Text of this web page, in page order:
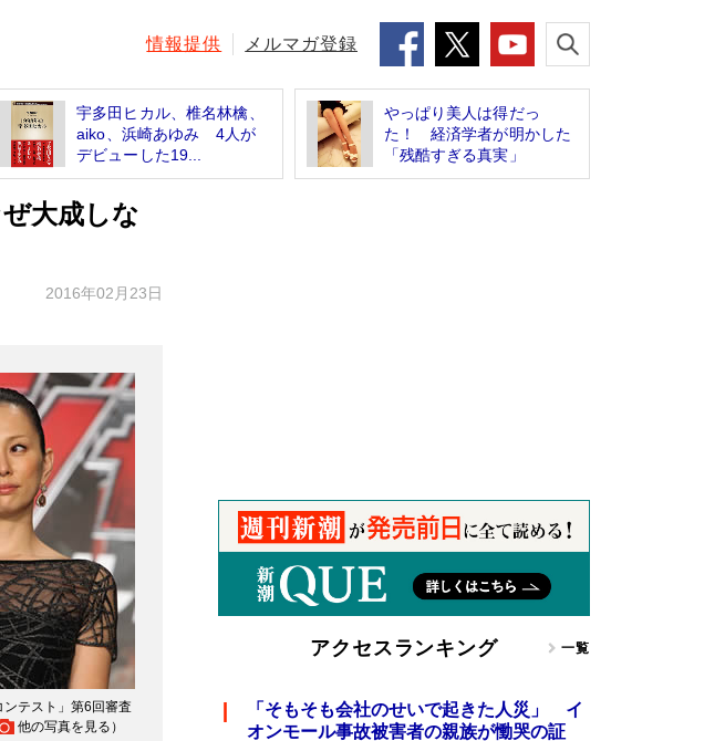
情報提供 メルマガ登録
宇多田ヒカル、椎名林檎、
aiko、浜崎あゆみ 4人が
デビューした19...
やっぱり美人は得だっ
た！ 経済学者が明かした
「残酷すぎる真実」
大成しな
2016年02月23日
ンテスト」第6回審査
他の写真を見る ）
アクセスランキング 一覧
「そもそも会社のせいで起きた人災」 イ
オンモール事故被害者の親族が慟哭の証